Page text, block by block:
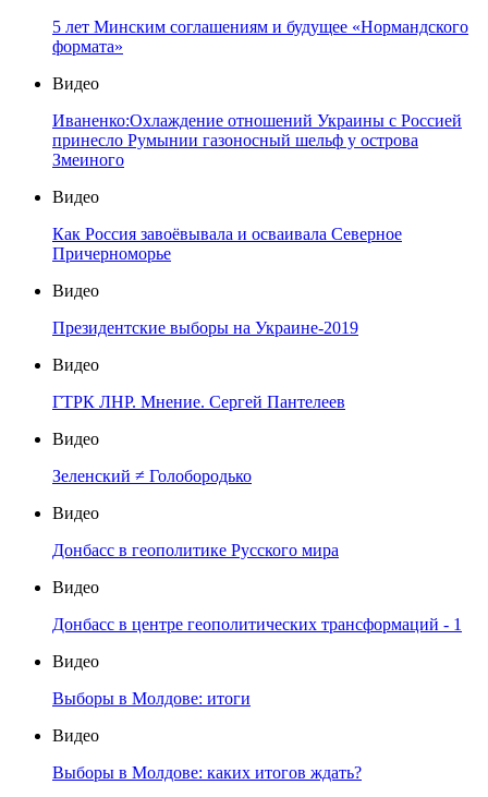
5 лет Минским соглашениям и будущее «Нормандского
формата»
Видео
Иваненко:Охлаждение отношений Украины с Россией
принесло Румынии газоносный шельф у острова
Змеиного
Видео
Как Россия завоёвывала и осваивала Северное
Причерноморье
Видео
Президентские выборы на Украине-2019
Видео
ГТРК ЛНР. Мнение. Сергей Пантелеев
Видео
Зеленский ≠ Голобородько
Видео
Донбасс в геополитике Русского мира
Видео
Донбасс в центре геополитических трансформаций - 1
Видео
Выборы в Молдове: итоги
Видео
Выборы в Молдове: каких итогов ждать?